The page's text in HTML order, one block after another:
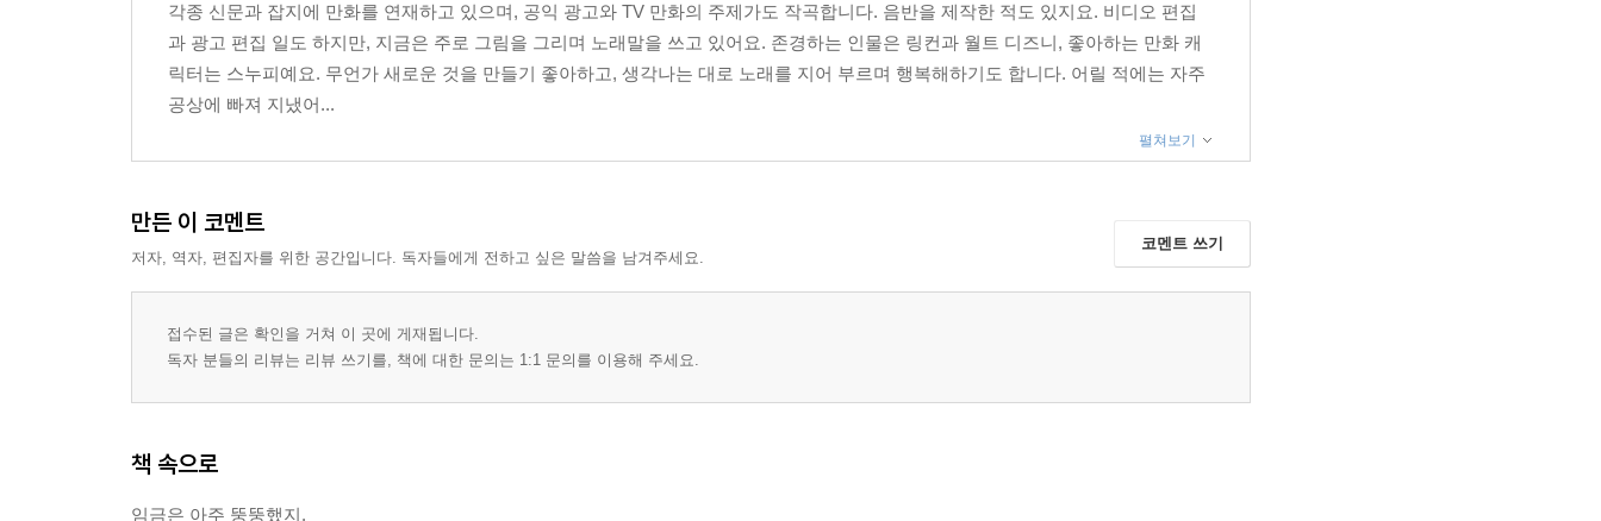
각종 신문과 잡지에 만화를 연재하고 있으며, 공익 광고와 TV 만화의 주제가도 작곡합니다. 음반을 제작한 적도 있지요. 비디오 편집
과 광고 편집 일도 하지만, 지금은 주로 그림을 그리며 노래말을 쓰고 있어요. 존경하는 인물은 링컨과 월트 디즈니, 좋아하는 만화 캐
릭터는 스누피예요. 무언가 새로운 것을 만들기 좋아하고, 생각나는 대로 노래를 지어 부르며 행복해하기도 합니다. 어릴 적에는 자주
공상에 빠져 지냈어...
펼쳐보기
만든 이 코멘트
저자, 역자, 편집자를 위한 공간입니다. 독자들에게 전하고 싶은 말씀을 남겨주세요.
코멘트 쓰기
접수된 글은 확인을 거쳐 이 곳에 게재됩니다.
독자 분들의 리뷰는 리뷰 쓰기를, 책에 대한 문의는 1:1 문의를 이용해 주세요.
책 속으로
임금은 아주 뚱뚱했지.